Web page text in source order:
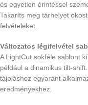
és egyetlen érintéssel
Takaríts meg tárhelyet
felvételeket.
Változatos légifelvétel
A LightCut sokféle sablont
például a dinamikus tilt-
tájoláshoz egyaránt
eredményekhez.